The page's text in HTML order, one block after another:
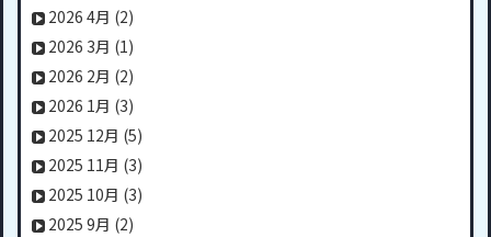
2026 4月 (2)
2026 3月 (1)
2026 2月 (2)
2026 1月 (3)
2025 12月 (5)
2025 11月 (3)
2025 10月 (3)
2025 9月 (2)